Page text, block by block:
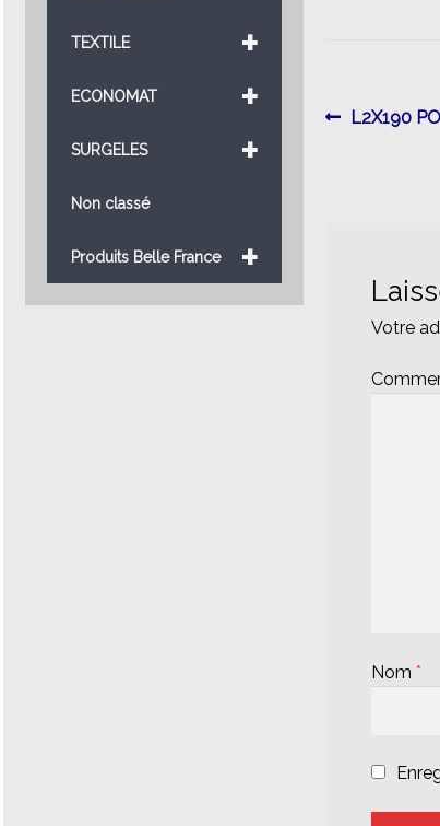
Article
L2X190
Votre
Nom *
+
TEXTILE
+
ECONOMAT
+
SURGELES
Non classé
+
Produits Belle France